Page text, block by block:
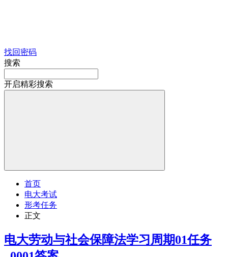
找回密码
搜索
开启精彩搜索
首页
电大考试
形考任务
正文
电大劳动与社会保障法学习周期01任务